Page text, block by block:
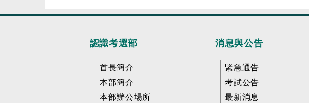
認識考選部
首長簡介
本部簡介
本部辦公場所
消息與公告
緊急通告
考試公告
最新消息